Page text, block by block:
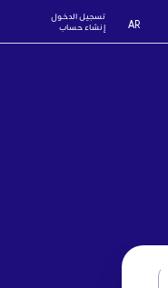
AR
تسجيل الدخول
إنشاء حساب